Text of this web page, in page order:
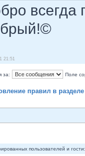
всегда
21:51
за: Поле
правил в
пользователей и